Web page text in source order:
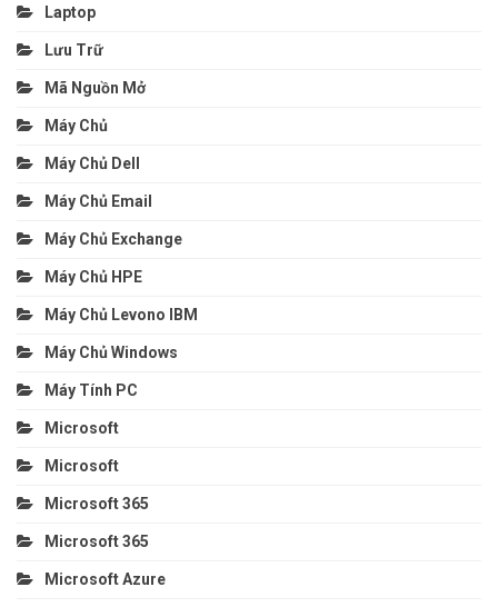
Laptop
Lưu Trữ
Mã Nguồn Mở
Máy Chủ
Máy Chủ Dell
Máy Chủ Email
Máy Chủ Exchange
Máy Chủ HPE
Máy Chủ Levono IBM
Máy Chủ Windows
Máy Tính PC
Microsoft
Microsoft
Microsoft 365
Microsoft 365
Microsoft Azure